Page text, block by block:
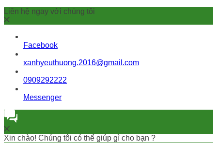
Liên hệ ngay với chúng tôi
Facebook
xanhyeuthuong.2016@gmail.com
0909292222
Messenger
Xin chào! Chúng tôi có thể giúp gì cho bạn ?